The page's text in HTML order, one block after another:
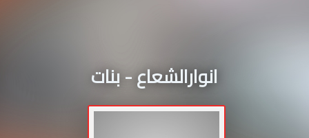
انوارالشعاع - بنات